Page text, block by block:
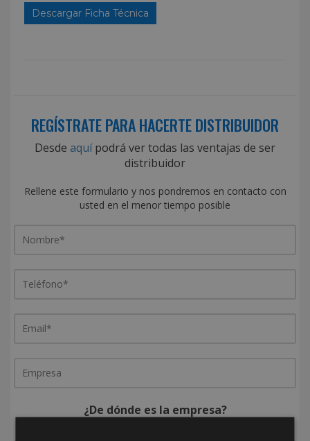
Descargar Ficha Técnica
REGÍSTRATE PARA HACERTE DISTRIBUIDOR
Desde aquípodrá ver todas las ventajas de ser
distribuidor
Rellene este formulario y nos pondremos en contacto con
usted en el menor tiempo posible
¿De dónde es la empresa?